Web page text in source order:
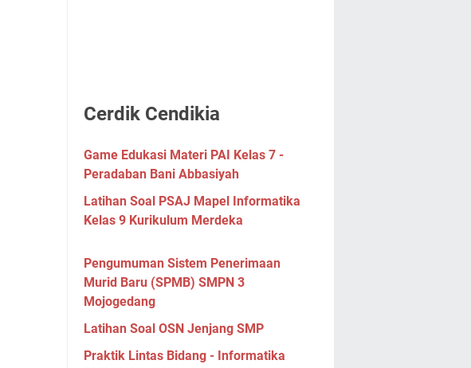
Cerdik Cendikia
Game Edukasi Materi PAI Kelas 7 -
Peradaban Bani Abbasiyah
Latihan Soal PSAJ Mapel Informatika
Kelas 9 Kurikulum Merdeka
Pengumuman Sistem Penerimaan
Murid Baru (SPMB) SMPN 3
Mojogedang
Latihan Soal OSN Jenjang SMP
Praktik Lintas Bidang - Informatika